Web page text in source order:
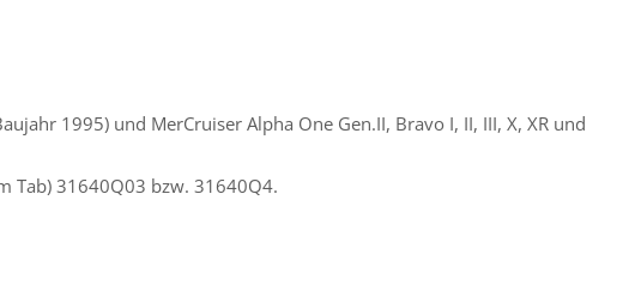
1995) und MerCruiser Alpha One Gen.II, Bravo I, II, III, X, XR und
Tab) 31640Q03 bzw. 31640Q4.